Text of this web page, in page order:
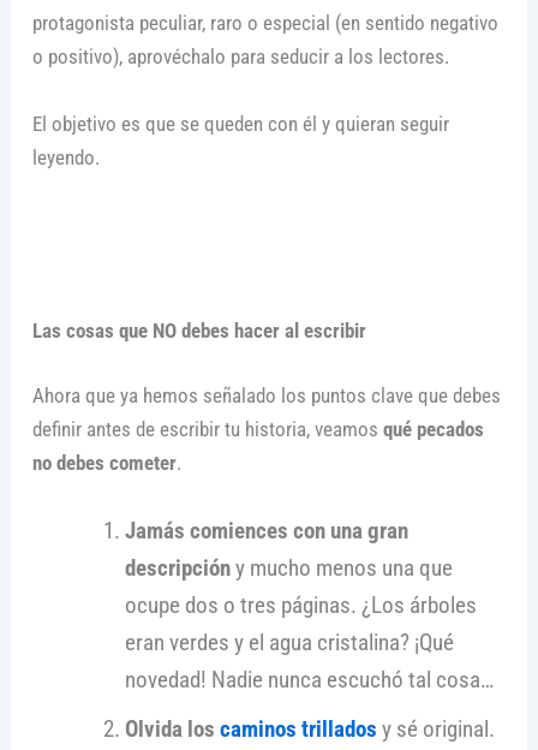
protagonista peculiar, raro o especial (en sentido negativo
o positivo), aprovéchalo para seducir a los lectores.
El objetivo es que se queden con él y quieran seguir
leyendo.
Las cosas que NO debes hacer al escribir
Ahora que ya hemos señalado los puntos clave que debes
definir antes de escribir tu historia, veamos qué pecados
no debes cometer.
Jamás comiences con una gran
descripcióny mucho menos una que
ocupe dos o tres páginas. ¿Los árboles
eran verdes y el agua cristalina? ¡Qué
novedad! Nadie nunca escuchó tal cosa…
Olvida los caminos trillados y sé original.